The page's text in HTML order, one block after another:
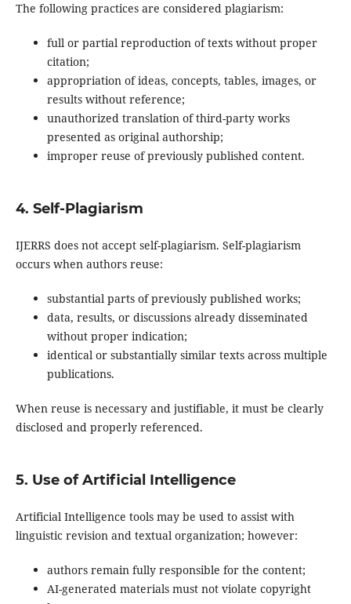
The following practices are considered plagiarism:
full or partial reproduction of texts without proper
citation;
appropriation of ideas, concepts, tables, images, or
results without reference;
unauthorized translation of third-party works
presented as original authorship;
improper reuse of previously published content.
4. Self-Plagiarism
IJERRS does not accept self-plagiarism. Self-plagiarism
occurs when authors reuse:
substantial parts of previously published works;
data, results, or discussions already disseminated
without proper indication;
identical or substantially similar texts across multiple
publications.
When reuse is necessary and justifiable, it must be clearly
disclosed and properly referenced.
5. Use of Artificial Intelligence
Artificial Intelligence tools may be used to assist with
linguistic revision and textual organization; however:
authors remain fully responsible for the content;
AI-generated materials must not violate copyright